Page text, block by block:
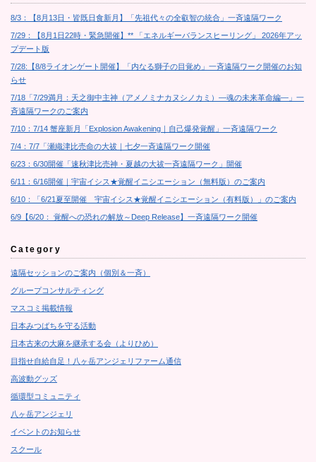
8/3：【8月13日・皆既日食新月】「先祖代々の全叡智の統合」一斉遠隔ワーク
7/29：【8月1日22時・緊急開催】** 「エネルギーバランスヒーリング」 2026年アッ
プデート版
7/28:【8/8ライオンゲート開催】「内なる獅子の目覚め」一斉遠隔ワーク開催のお知
らせ
7/18「7/29満月：天之御中主神（アメノミナカヌシノカミ）―魂の未来革命編―」一
斉遠隔ワークのご案内
7/10：7/14 蟹座新月「Explosion Awakening｜自己爆発覚醒」一斉遠隔ワーク
7/4：7/7「瀬織津比売命の大祓｜七夕一斉遠隔ワーク開催
6/23：6/30開催「速秋津比売神・夏越の大祓一斉遠隔ワーク」開催
6/11：6/16開催｜宇宙イシス★覚醒イニシエーション（無料版）のご案内
6/10：「6/21夏至開催 宇宙イシス★覚醒イニシエーション（有料版）」のご案内
6/9【6/20： 覚醒への恐れの解放～Deep Release】一斉遠隔ワーク開催
Category
遠隔セッションのご案内（個別＆一斉）
グループコンサルティング
マスコミ掲載情報
日本みつばちを守る活動
日本古来の大麻を継承する会（よりひめ）
目指せ自給自足！八ヶ岳アンジェリファーム通信
高波動グッズ
循環型コミュニティ
八ヶ岳アンジェリ
イベントのお知らせ
スクール